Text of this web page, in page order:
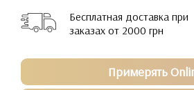
Бесплатная доставка при
заказах от 2000 грн
Примерять